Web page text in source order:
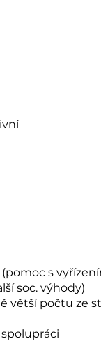
s
soc. výhody)
větší počtu ze